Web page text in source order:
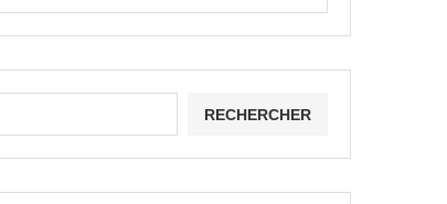
RECHERCHER